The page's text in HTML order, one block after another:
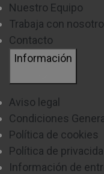
Tus productos
clara en tu
Nuestro Equipo
Trabaja con
Contacto
Información
Aviso legal
Condiciones
Política de cookies
Política de
Información de